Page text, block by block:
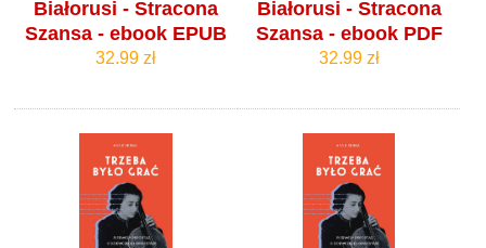
Białorusi - Stracona
Szansa - ebook EPUB
32.99 zł
Białorusi - Stracona
Szansa - ebook PDF
32.99 zł